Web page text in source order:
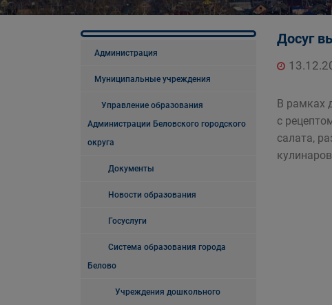
Администрация
Муниципальные учреждения
Управление образования
Администрации Беловского городского
округа
Документы
Новости образования
Госуслуги
Система образования города
Белово
Учреждения дошкольного
Досуг
В рамках
с
салата,